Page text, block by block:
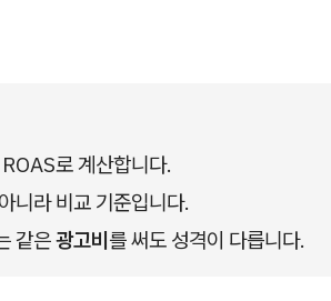
로 계산합니다.
니라 비교 기준입니다.
같은 광고비를 써도 성격이 다릅니다.